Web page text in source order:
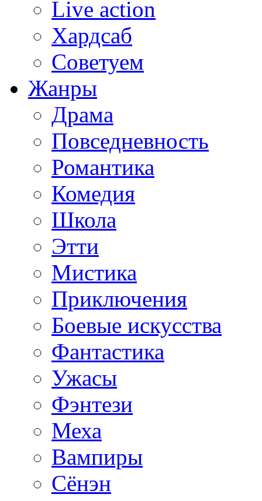
Live action
Хардсаб
Советуем
Жанры
Драма
Повседневность
Романтика
Комедия
Школа
Этти
Мистика
Приключения
Боевые искусства
Фантастика
Ужасы
Фэнтези
Меха
Вампиры
Сёнэн